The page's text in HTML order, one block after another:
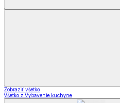
Zobraziť všetko
Všetko z Vybavenie kuchyne